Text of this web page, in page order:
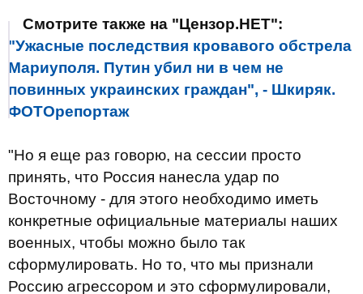
Смотрите также на "Цензор.НЕТ":
"Ужасные последствия кровавого обстрела
Мариуполя. Путин убил ни в чем не
повинных украинских граждан", - Шкиряк.
ФОТОрепортаж
"Но я еще раз говорю, на сессии просто
принять, что Россия нанесла удар по
Восточному - для этого необходимо иметь
конкретные официальные материалы наших
военных, чтобы можно было так
сформулировать. Но то, что мы признали
Россию агрессором и это сформулировали,